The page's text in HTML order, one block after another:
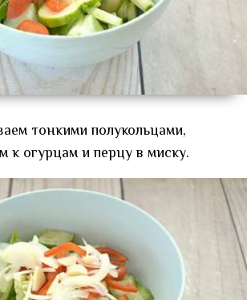
тонкими полукольцами,
к огурцам и перцу в миску.